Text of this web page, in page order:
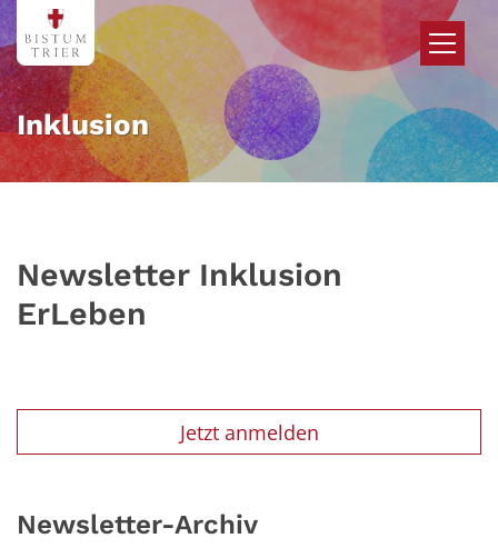
Zum Inhalt springen
Inklusion
Newsletter Inklusion
ErLeben
Jetzt anmelden
Newsletter-Archiv